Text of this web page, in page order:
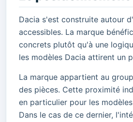
Dacia s'est construite autour
accessibles. La marque
concrets plutôt qu'à une
les modèles Dacia attirent un
La marque appartient au
des pièces. Cette proximité
en particulier pour les
Dans le cas de ce dernier,